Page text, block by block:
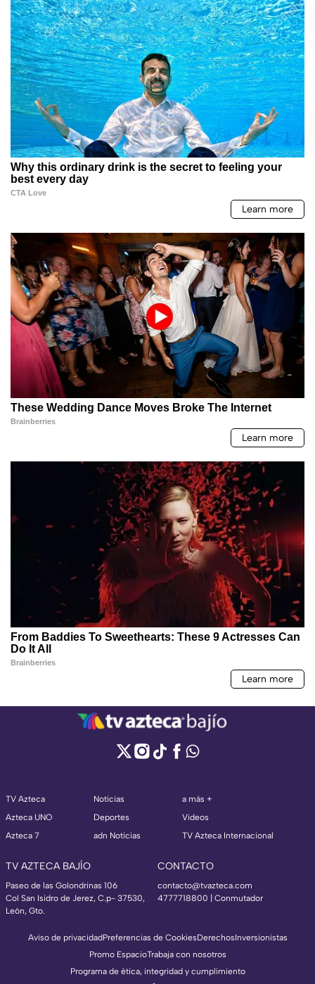
TV Azteca
Azteca UNO
Azteca 7
Noticias
Deportes
adn Noticias
a más +
Videos
TV Azteca Internacional
TV AZTECA BAJÍO
Paseo de las Golondrinas 106
Col San Isidro de Jerez, C.p- 37530,
León, Gto.
CONTACTO
contacto@tvazteca.com
4777718800 | Conmutador
Aviso de privacidadPreferencias de CookiesDerechosInversionistas
Promo EspacioTrabaja con nosotros
Programa de ética, integridad y cumplimiento